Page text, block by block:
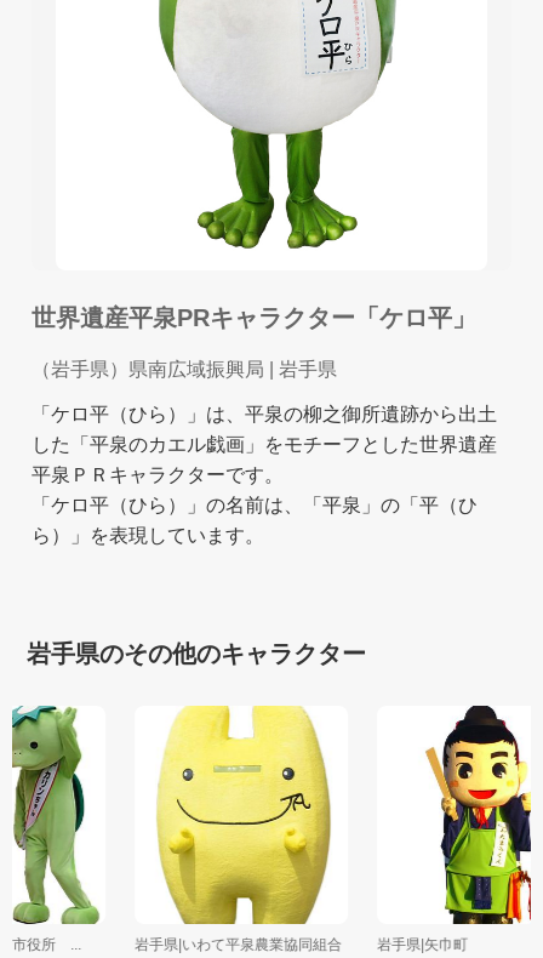
世界遺産平泉PRキャラクター「ケロ平」
（岩手県）県南広域振興局 | 岩手県
「ケロ平（ひら）」は、平泉の柳之御所遺跡から出土
した「平泉のカエル戯画」をモチーフとした世界遺産
平泉ＰＲキャラクターです。
「ケロ平（ひら）」の名前は、「平泉」の「平（ひ
ら）」を表現しています。
岩手県のその他のキャラクター
野市役所 ... 岩手県|いわて平泉農業協同組合 岩手県|矢巾町